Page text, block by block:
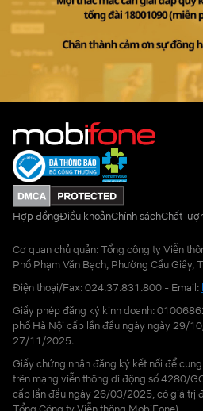
Hợp đồngĐiều khoảnChính sáchChất
Cơ quan chủ quản: Tổng công ty Viễn
Phố Phạm Văn Bạch, Phường Cầu Giấy,
Điện thoại/Fax: 024.37.831.800 - Email:
Giấy phép đăng ký kinh doanh:
phố Hà Nội cấp lần đầu ngày ngày 29/
27/11/2025.
Giấy chứng nhận đăng ký kết nối để
trên mạng viễn thông di động số 4280/
cấp lần đầu ngày 26/03/2025, có giá trị